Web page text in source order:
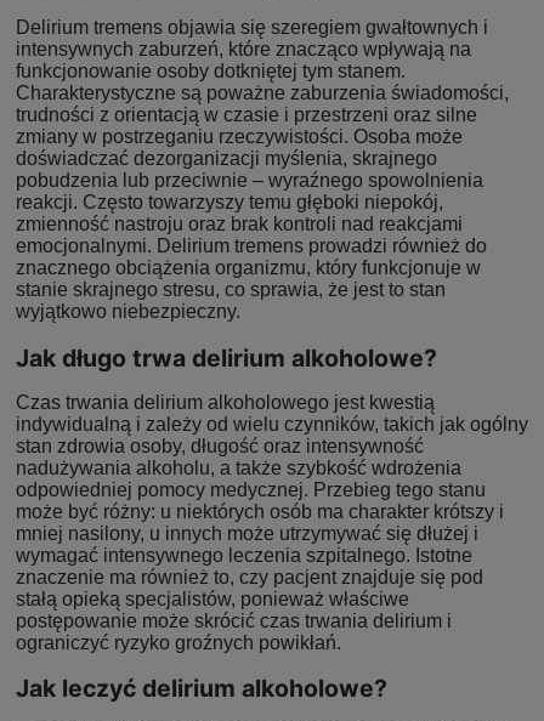
Delirium tremens objawia się szeregiem gwałtownych i
intensywnych zaburzeń, które znacząco wpływają na
funkcjonowanie osoby dotkniętej tym stanem.
Charakterystyczne są poważne zaburzenia świadomości,
trudności z orientacją w czasie i przestrzeni oraz silne
zmiany w postrzeganiu rzeczywistości. Osoba może
doświadczać dezorganizacji myślenia, skrajnego
pobudzenia lub przeciwnie – wyraźnego spowolnienia
reakcji. Często towarzyszy temu głęboki niepokój,
zmienność nastroju oraz brak kontroli nad reakcjami
emocjonalnymi. Delirium tremens prowadzi również do
znacznego obciążenia organizmu, który funkcjonuje w
stanie skrajnego stresu, co sprawia, że jest to stan
wyjątkowo niebezpieczny.
Jak długo trwa delirium alkoholowe?
Czas trwania delirium alkoholowego jest kwestią
indywidualną i zależy od wielu czynników, takich jak ogólny
stan zdrowia osoby, długość oraz intensywność
nadużywania alkoholu, a także szybkość wdrożenia
odpowiedniej pomocy medycznej. Przebieg tego stanu
może być różny: u niektórych osób ma charakter krótszy i
mniej nasilony, u innych może utrzymywać się dłużej i
wymagać intensywnego leczenia szpitalnego. Istotne
znaczenie ma również to, czy pacjent znajduje się pod
stałą opieką specjalistów, ponieważ właściwe
postępowanie może skrócić czas trwania delirium i
ograniczyć ryzyko groźnych powikłań.
Jak leczyć delirium alkoholowe?